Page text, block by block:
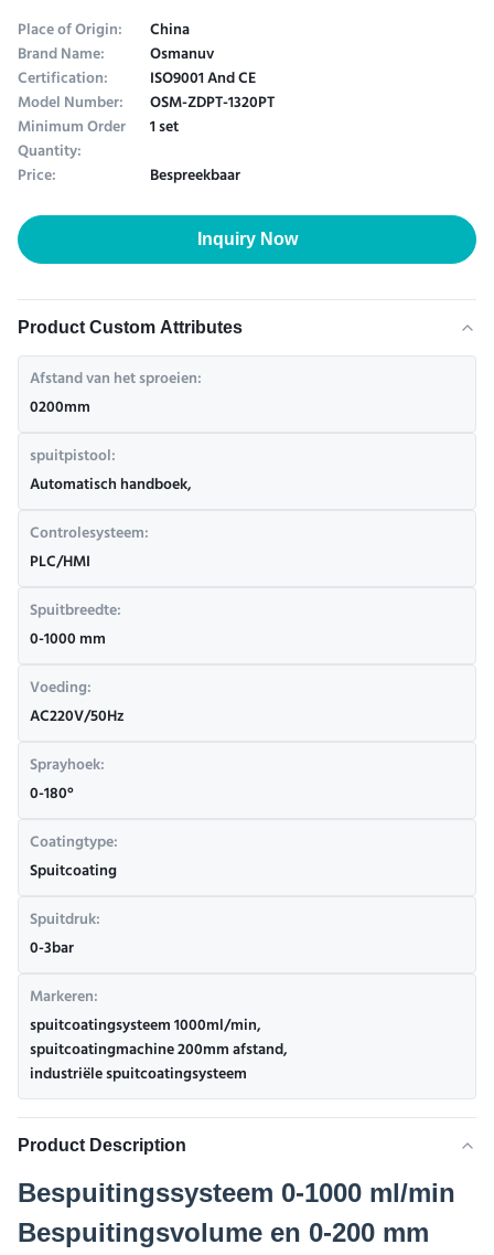
Place of Origin:
China
Brand Name: Osmanuv
Certification: ISO9001 And CE
Model Number: OSM-ZDPT-1320PT
Minimum Order
Quantity:
1 set
Price:
Bespreekbaar
Inquiry Now
Product Custom Attributes
Afstand van het sproeien:
0200mm
spuitpistool:
Automatisch handboek,
Controlesysteem:
PLC/HMI
Spuitbreedte:
0-1000 mm
Voeding:
AC220V/50Hz
Sprayhoek:
0-180°
Coatingtype:
Spuitcoating
Spuitdruk:
0-3bar
Markeren:
spuitcoatingsysteem 1000ml/min,
spuitcoatingmachine 200mm afstand,
industriële spuitcoatingsysteem
Product Description
Bespuitingssysteem 0-1000 ml/min
Bespuitingsvolume en 0-200 mm